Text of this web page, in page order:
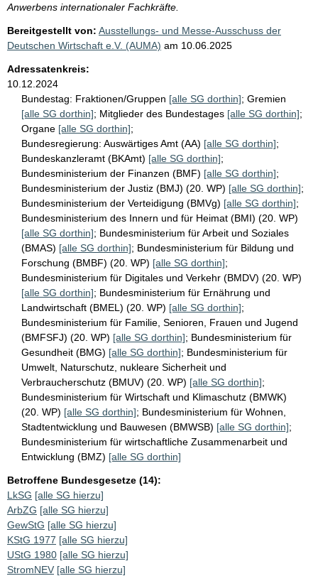
Anwerbens internationaler Fachkräfte.
Bereitgestellt von: Ausstellungs- und Messe-Ausschuss der
Deutschen Wirtschaft e.V. (AUMA) am 10.06.2025
Adressatenkreis:
10.12.2024
Bundestag: Fraktionen/Gruppen [alle SG dorthin]; Gremien
[alle SG dorthin]; Mitglieder des Bundestages [alle SG dorthin];
Organe [alle SG dorthin];
Bundesregierung: Auswärtiges Amt (AA) [alle SG dorthin];
Bundeskanzleramt (BKAmt) [alle SG dorthin];
Bundesministerium der Finanzen (BMF) [alle SG dorthin];
Bundesministerium der Justiz (BMJ) (20. WP) [alle SG dorthin];
Bundesministerium der Verteidigung (BMVg) [alle SG dorthin];
Bundesministerium des Innern und für Heimat (BMI) (20. WP)
[alle SG dorthin]; Bundesministerium für Arbeit und Soziales
(BMAS) [alle SG dorthin]; Bundesministerium für Bildung und
Forschung (BMBF) (20. WP) [alle SG dorthin];
Bundesministerium für Digitales und Verkehr (BMDV) (20. WP)
[alle SG dorthin]; Bundesministerium für Ernährung und
Landwirtschaft (BMEL) (20. WP) [alle SG dorthin];
Bundesministerium für Familie, Senioren, Frauen und Jugend
(BMFSFJ) (20. WP) [alle SG dorthin]; Bundesministerium für
Gesundheit (BMG) [alle SG dorthin]; Bundesministerium für
Umwelt, Naturschutz, nukleare Sicherheit und
Verbraucherschutz (BMUV) (20. WP) [alle SG dorthin];
Bundesministerium für Wirtschaft und Klimaschutz (BMWK)
(20. WP) [alle SG dorthin]; Bundesministerium für Wohnen,
Stadtentwicklung und Bauwesen (BMWSB) [alle SG dorthin];
Bundesministerium für wirtschaftliche Zusammenarbeit und
Entwicklung (BMZ) [alle SG dorthin]
Betroffene Bundesgesetze (14):
LkSG [alle SG hierzu]
ArbZG [alle SG hierzu]
GewStG [alle SG hierzu]
KStG 1977 [alle SG hierzu]
UStG 1980 [alle SG hierzu]
StromNEV [alle SG hierzu]